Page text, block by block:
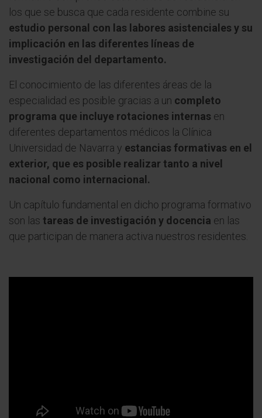
los que se busca que cada residente combine su
estudio personal con las labores asistenciales y su
implicación en las diferentes líneas de
investigación del departamento.
El conocimiento de las diferentes áreas de la
especialidad es posible gracias a un completo
programa que incluye rotaciones internas en
diferentes departamentos médicos la Clínica
Universidad de Navarra y estancias formativas en el
exterior, que es posible realizar tanto a nivel
nacional como internacional.
Un capítulo fundamental en dicho programa formativo
son las tareas de investigación y docencia en las
que participan de manera activa nuestros residentes.